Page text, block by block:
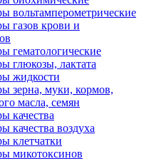
вольтамперометрические
газов крови и
гематологические
глюкозы, лактата
жидкости
зерна, муки, кормов,
масла, семян
качества
качества воздуха
клетчатки
микотоксинов